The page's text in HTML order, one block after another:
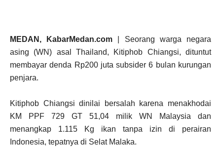
MEDAN, KabarMedan.com | Seorang warga negara
asing (WN) asal Thailand, Kitiphob Chiangsi, dituntut
membayar denda Rp200 juta subsider 6 bulan kurungan
penjara.
Kitiphob Chiangsi dinilai bersalah karena menakhodai
KM PPF 729 GT 51,04 milik WN Malaysia dan
menangkap 1.115 Kg ikan tanpa izin di perairan
Indonesia, tepatnya di Selat Malaka.